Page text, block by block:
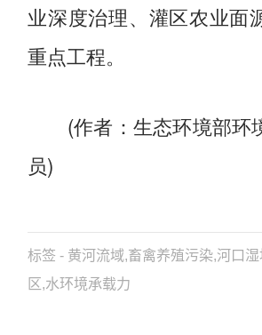
业深度治理、灌区农业面
重点工程。
(作者：生态环境部环
员)
标签 - 黄河流域,畜禽养殖污染,河口
区,水环境承载力